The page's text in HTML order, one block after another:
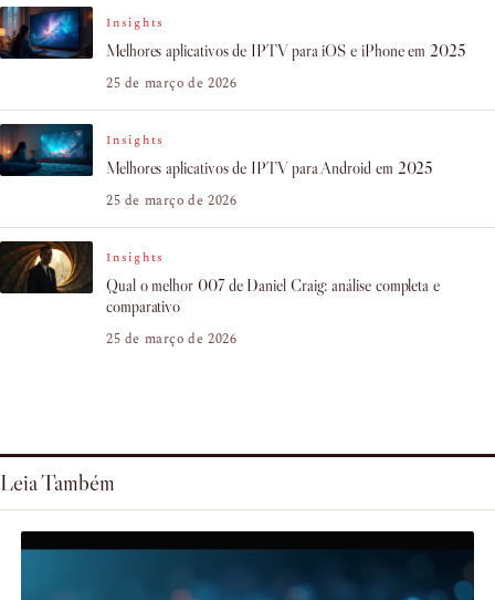
Insights
Melhores aplicativos de IPTV para iOS e iPhone em 2025
25 de março de 2026
Insights
Melhores aplicativos de IPTV para Android em 2025
25 de março de 2026
Insights
Qual o melhor 007 de Daniel Craig: análise completa e
comparativo
25 de março de 2026
Leia Também